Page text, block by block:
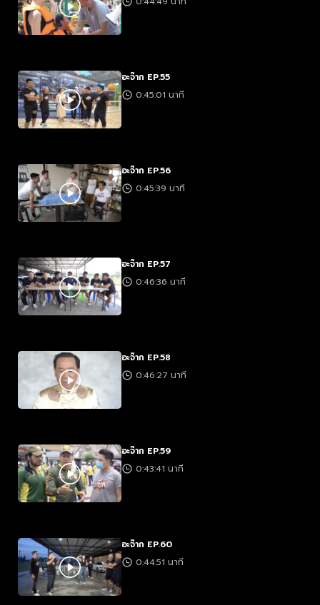
อะจ๊าก EP.55
0:45:01 นาที
อะจ๊าก EP.56
0:45:39 นาที
อะจ๊าก EP.57
0:46:36 นาที
อะจ๊าก EP.58
0:46:27 นาที
อะจ๊าก EP.59
0:43:41 นาที
อะจ๊าก EP.60
0:44:51 นาที